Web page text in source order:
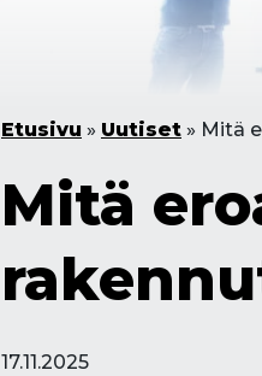
Etusivu » Uutiset » Mitä
Mitä
17.11.2025